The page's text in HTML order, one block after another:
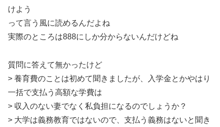
けよう
って言う風に読めるんだよね
実際のところは888にしか分からないんだけどね
質問に答えて無かったけど
> 養育費のことは初めて聞きましたが、入学金とかやはり
一括で支払う高額な学費は
> 収入のない妻でなく私負担になるのでしょうか？
> 大学は義務教育ではないので、支払う義務はないと聞き